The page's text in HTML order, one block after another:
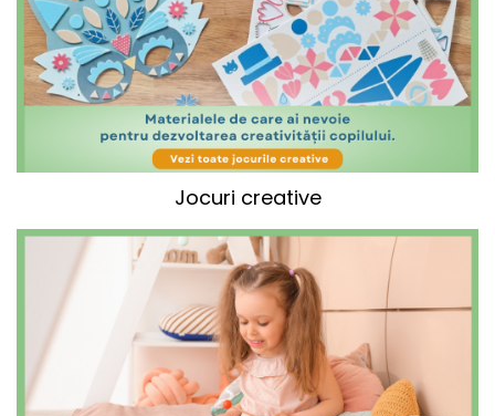
Jocuri creative